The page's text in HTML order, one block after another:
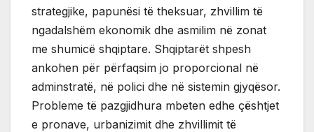
strategjike, papunësi të theksuar, zhvillim të
ngadalshëm ekonomik dhe asmilim në zonat
me shumicë shqiptare. Shqiptarët shpesh
ankohen për përfaqsim jo proporcional në
adminstratë, në polici dhe në sistemin gjyqësor.
Probleme të pazgjidhura mbeten edhe çështjet
e pronave, urbanizimit dhe zhvillimit të